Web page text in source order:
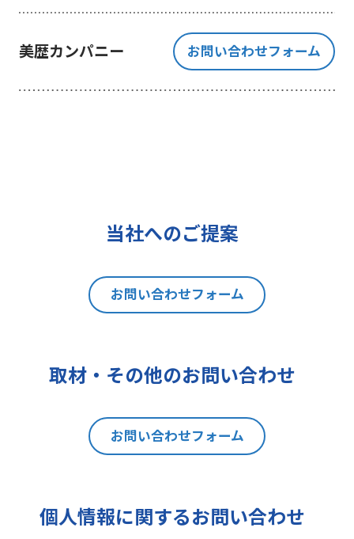
個人情報の取扱いを一部、または全
部を委託する場合、十分な個人情報
の保護水準を満たしている者を選定
する基準を確立、選定し、管理監督
いたします。
ご提出頂く個人情報について、貴方
正、追加又は削除、利用の停止、消
去及び第三者への提供の停止（以下
「開示等」といいます。）を請求す
は、後述の消費者相談・苦情窓口に
本手続きにあたり、貴方がご本人で
あることを確認させて頂きますこと
をご了承下さい。
ご提出頂く個人情報について、開示
美歴カンパニー お問い合わせフォーム
当社へのご提案
お問い合わせフォーム
取材・その他のお問い合わせ
お問い合わせフォーム
個人情報に関するお問い合わせ